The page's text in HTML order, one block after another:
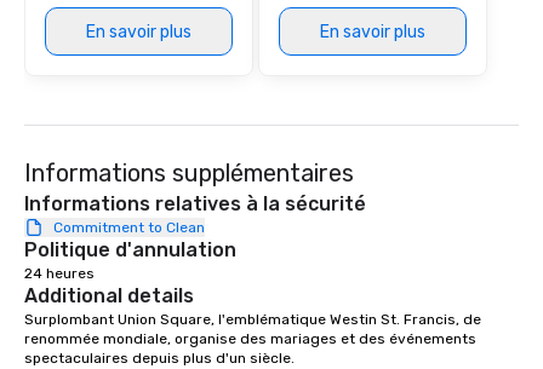
Our exclusive
ultimate networking
right of you. Because
ways to network, but
En savoir plus En savoir plus
Informations supplémentaires
Informations relatives à la sécurité
Commitment to Clean
Politique d'annulation
24 heures
Additional details
Surplombant Union Square, l'emblématique Westin St. Francis, de
renommée mondiale, organise des mariages et des événements
spectaculaires depuis plus d'un siècle.